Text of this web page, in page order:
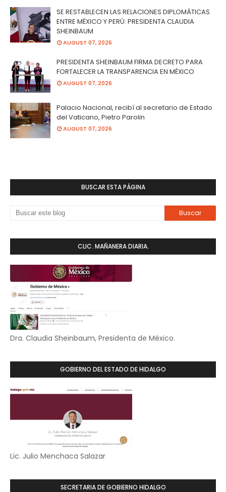
SE RESTABLECEN LAS RELACIONES DIPLOMÁTICAS
ENTRE MÉXICO Y PERÚ: PRESIDENTA CLAUDIA
SHEINBAUM
AUGUST 07, 2026
PRESIDENTA SHEINBAUM FIRMA DECRETO PARA
FORTALECER LA TRANSPARENCIA EN MÉXICO
AUGUST 07, 2026
Palacio Nacional, recibí al secretario de Estado
del Vaticano, Pietro Parolin
AUGUST 07, 2026
BUSCAR ESTA PÁGINA
CLIC. MAÑANERA DIARIA.
Dra. Claudia Sheinbaum, Presidenta de México.
GOBIERNO DEL ESTADO DE HIDALGO
Lic. Julio Menchaca Salazar
SECRETARIA DE GOBIERNO HIDALGO